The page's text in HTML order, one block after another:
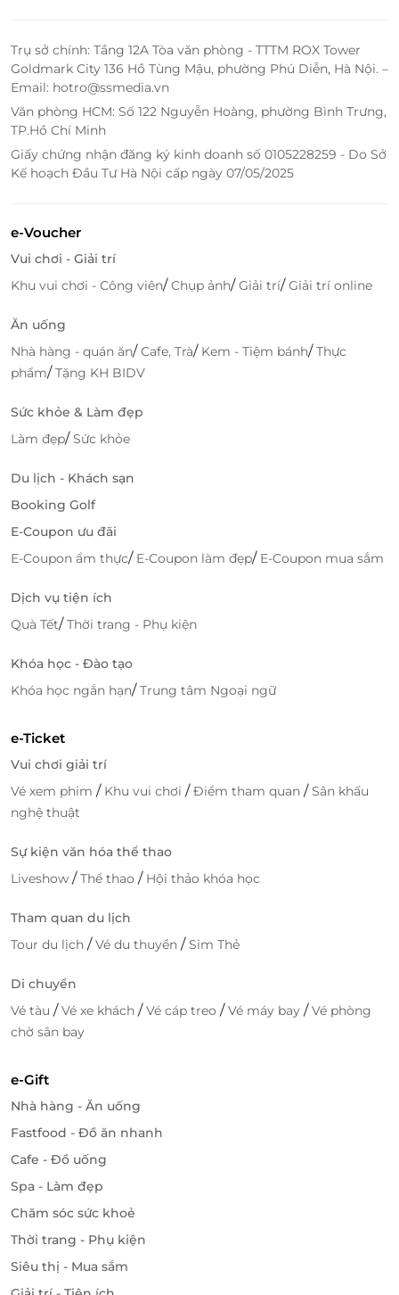
giác như đang hòa mình cùng biển khơi rộng lớn.
Đối với những khách hàng nhí dưới 1m4, khi chơi tại
bể cần có áo phao và được người lớn giám sát chặt
chẽ.
Người chơi cảm giác như đang hòa mình cùng biển khơi rộng lớn
Cuồng phong thịnh nộ: Công viên nước Aqua Bay sở
hữu đường trượt với vòng xoáy cực lớn. Du khách
vòi rồng trong một cơn bão lớn khốc liệt. Trò chơi
1m2 trở lên, được trang bị thêm áo phao đơn với
trọng tải tối đa 100kg hoặc áo phao đôi với cân nặng
tối đa 160kg.
Công viên nước Aqua Bay sở hữu đường trượt với vòng xoáy cực
Nọc độc mãng xà: Đường trượt Nọc độc mãng xà có
du khách vui chơi, giải tỏa áp lực, thỏa sức khai phá
giới hạn bản thân. Trò chơi chỉ dành cho khách hàng
nặng 50 - 100kg hoặc áo phao đôi nặng 50 - 160kg.
Là địa điểm lý tưởng để cả gia đình có một chuyến nghỉ dưỡng
cuối tuần đầy niềm vui và ý nghĩa
VinWonders
Trụ sở chính: Tầng 12A Tòa văn phòng - TTTM ROX Tower
Goldmark City 136 Hồ Tùng Mậu, phường Phú Diễn, Hà Nội. –
Email: hotro@ssmedia.vn
Văn phòng HCM: Số 122 Nguyễn Hoàng, phường Bình Trưng,
TP.Hồ Chí Minh
Giấy chứng nhận đăng ký kinh doanh số 0105228259 - Do Sở
Kế hoạch Đầu Tư Hà Nội cấp ngày 07/05/2025
e-Voucher
Vui chơi - Giải trí
Khu vui chơi - Công viên/Chụp ảnh/Giải trí/Giải trí online
Ăn uống
Nhà hàng - quán ăn/Cafe, Trà/ Kem - Tiệm bánh/Thực
phẩm/Tặng KH BIDV
Sức khỏe & Làm đẹp
Làm đẹp/Sức khỏe
Du lịch - Khách sạn
Booking Golf
E-Coupon ưu đãi
E-Coupon ẩm thực/ E-Coupon làm đẹp/ E-Coupon mua sắm
Dịch vụ tiện ích
Quà Tết/Thời trang - Phụ kiện
Khóa học - Đào tạo
Khóa học ngắn hạn/Trung tâm Ngoại ngữ
e-Ticket
Vui chơi giải trí
Vé xem phim / Khu vui chơi /Điểm tham quan /Sân khấu
nghệ thuật
Sự kiện văn hóa thể thao
Liveshow /Thể thao / Hội thảo khóa học
Tham quan du lịch
Tour du lịch /Vé du thuyền /Sim Thẻ
Di chuyển
Vé tàu /Vé xe khách /Vé cáp treo /Vé máy bay /Vé phòng
chờ sân bay
e-Gift
Nhà hàng - Ăn uống
Fastfood - Đồ ăn nhanh
Cafe - Đồ uống
Spa - Làm đẹp
Chăm sóc sức khoẻ
Thời trang - Phụ kiện
Siêu thị - Mua sắm